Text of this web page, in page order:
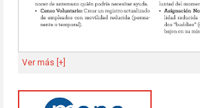
Ver más [+]